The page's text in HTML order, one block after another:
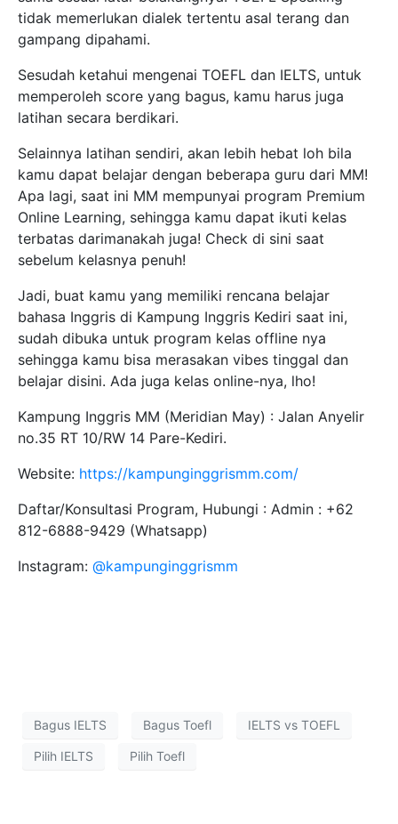
tidak memerlukan dialek tertentu asal terang dan
gampang dipahami.
Sesudah ketahui mengenai TOEFL dan IELTS, untuk
memperoleh score yang bagus, kamu harus juga
latihan secara berdikari.
Selainnya latihan sendiri, akan lebih hebat loh bila
kamu dapat belajar dengan beberapa guru dari MM!
Apa lagi, saat ini MM mempunyai program Premium
Online Learning, sehingga kamu dapat ikuti kelas
terbatas darimanakah juga! Check di sini saat
sebelum kelasnya penuh!
Jadi, buat kamu yang memiliki rencana belajar
bahasa Inggris di Kampung Inggris Kediri saat ini,
sudah dibuka untuk program kelas offline nya
sehingga kamu bisa merasakan vibes tinggal dan
belajar disini. Ada juga kelas online-nya, lho!
Kampung Inggris MM (Meridian May) : Jalan Anyelir
no.35 RT 10/RW 14 Pare-Kediri.
Website: https://kampunginggrismm.com/
Daftar/Konsultasi Program, Hubungi : Admin : +62
812-6888-9429 (Whatsapp)
Instagram: @kampunginggrismm
Bagus IELTS Bagus Toefl IELTS vs TOEFL
Pilih IELTS Pilih Toefl